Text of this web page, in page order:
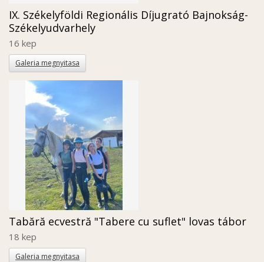
IX. Székelyföldi Regionális Díjugrató Bajnokság-
Székelyudvarhely
16 kep
Galeria megnyitasa
Tabără ecvestră "Tabere cu suflet" lovas tábor
18 kep
Galeria megnyitasa